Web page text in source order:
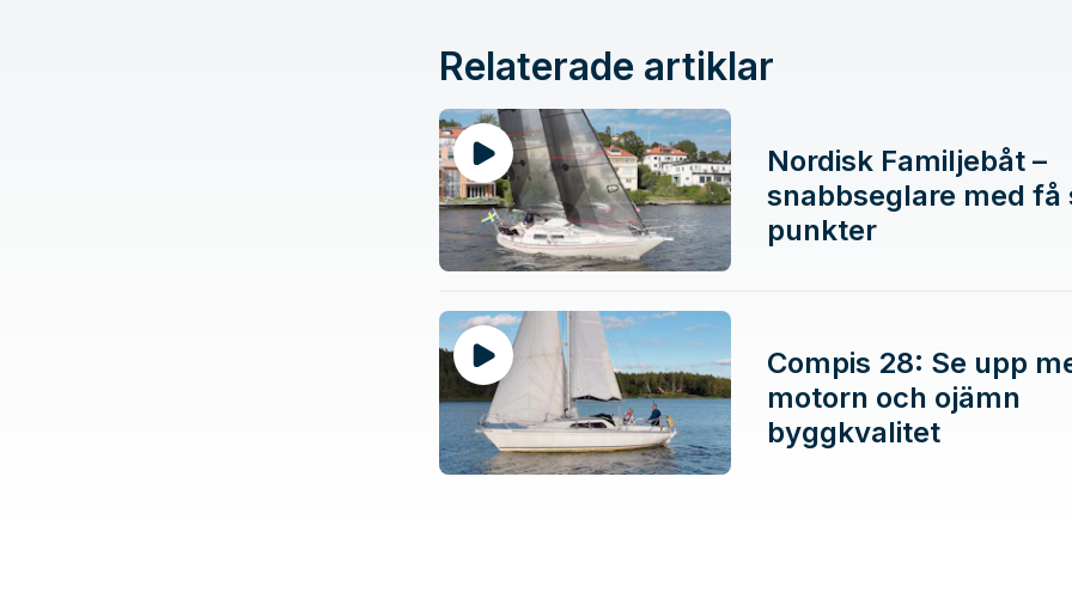
Relaterade artiklar
Nordisk Familjebåt –
snabbseglare med få
punkter
Compis 28: Se upp
motorn och ojämn
byggkvalitet